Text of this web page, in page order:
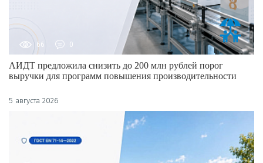
66 0
АИДТ предложила снизить до 200 млн рублей порог
выручки для программ повышения производительности
5 августа 2026